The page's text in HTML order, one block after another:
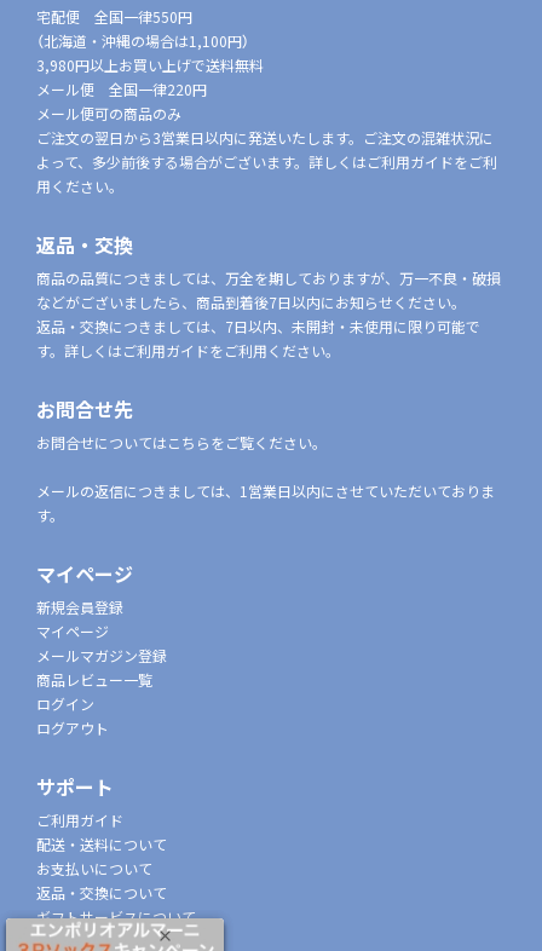
宅配便 全国一律550円
（北海道・沖縄の場合は1,100円）
3,980円以上お買い上げで送料無料
メール便 全国一律220円
メール便可の商品のみ
ご注文の翌日から3営業日以内に発送いたします。ご注文の混雑状況に
よって、多少前後する場合がございます。詳しくはご利用ガイドをご利
用ください。
返品・交換
商品の品質につきましては、万全を期しておりますが、万一不良・破損
などがございましたら、商品到着後7日以内にお知らせください。
返品・交換につきましては、7日以内、未開封・未使用に限り可能で
す。詳しくはご利用ガイドをご利用ください。
お問合せ先
お問合せについてはこちらをご覧ください。
メールの返信につきましては、1営業日以内にさせていただいておりま
す。
マイページ
新規会員登録
マイページ
メールマガジン登録
商品レビュー一覧
ログイン
ログアウト
サポート
ご利用ガイド
配送・送料について
お支払いについて
返品・交換について
ギフトサービスについて
特定商取引法に基づく表示